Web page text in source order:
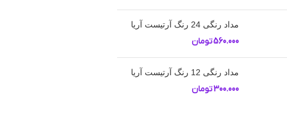
مداد رنگی 24 رنگ آرتیست آریا
560.000تومان
مداد رنگی 12 رنگ آرتیست آریا
300.000تومان